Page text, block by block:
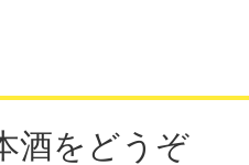
酒をどうぞ